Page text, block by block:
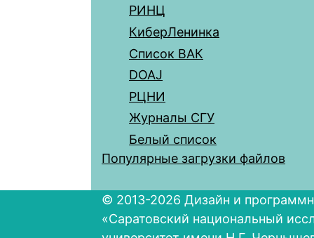
РИНЦ
КиберЛенинка
Список ВАК
DOAJ
РЦНИ
Журналы СГУ
Белый список
Популярные загрузки файлов
© 2013-2026 Дизайн и
«Саратовский национальный